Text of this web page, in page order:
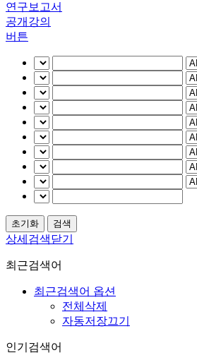
연구보고서
공개강의
버튼
상세검색닫기
최근검색어
최근검색어 옵션
전체삭제
자동저장끄기
인기검색어